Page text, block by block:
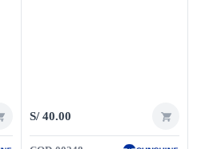
S/40.00